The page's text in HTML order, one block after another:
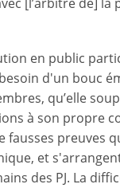
en public
d'un bouc
qu’elle
à son propre
fausses preuves
et
des PJ. La